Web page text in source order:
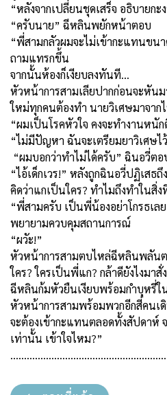
“หลังจากเปลี่ยนชุดเสร็จ อธิบายกะ
“ครับนาย” ฉีหลินพยักหน้าตอบ
“พี่สามกลัวผมจะไม่เข้ากะแทนขน
ถามแทรกขึ้น
จากนั้นห้องก็เงียบลงทันที...
หัวหน้าการสามเลียปากก่อนจะหัน
ใหม่ทุกคนต้องทำ นายวิเศษมาจาก
“ผมเป็นโรคหัวใจ คงจะทำงานหนั
“ไม่มีปัญหา ฉันจะเตรียมยาวิเศษไ
“ผมบอกว่าทำไม่ได้ครับ” ฉินอวี่ต
“ไอ้เด็กเวร!” หลังถูกฉินอวี่ปฏิเสธถึ
คิดว่าแกเป็นใคร? ทำไมถึงทำในสิ่
“พี่สามครับ เป็นพี่น้องอย่าโกรธเ
พยายามควบคุมสถานการณ์
“ผวัะ!”
หัวหน้าการสามตบไหล่ฉีหลินพลันต
ใคร? ใครเป็นพี่แก? กล้าดียังไงมาสั่
ฉีหลินก้มหัวยืนเงียบพร้อมกำบุหรี่ใ
หัวหน้าการสามพร้อมพวกอีกสี่คนเ
จะต้องเข้ากะแทนตลอดทั้งสัปดาห์
เท่านั้น เข้าใจไหม?”